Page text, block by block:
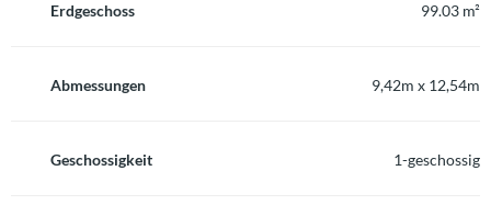
Erdgeschoss 99.03 m²
Abmessungen 9,42m x 12,54m
Geschossigkeit 1-geschossig